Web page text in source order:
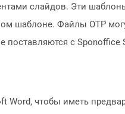
слайдов. Эти
шаблоне. Файлы OTP
с
чтобы иметь